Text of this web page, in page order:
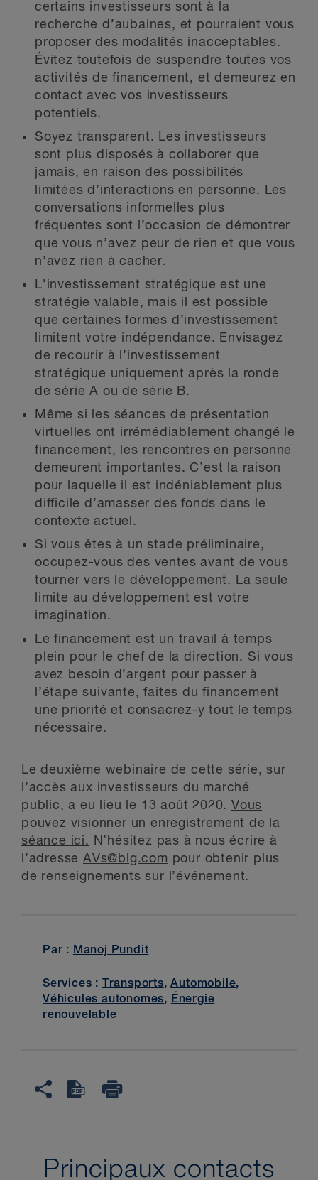
certains investisseurs sont à la
recherche d’aubaines, et pourraient vous
proposer des modalités inacceptables.
Évitez toutefois de suspendre toutes vos
activités de financement, et demeurez en
contact avec vos investisseurs
potentiels.
Soyez transparent. Les investisseurs
sont plus disposés à collaborer que
jamais, en raison des possibilités
limitées d’interactions en personne. Les
conversations informelles plus
fréquentes sont l’occasion de démontrer
que vous n’avez peur de rien et que vous
n’avez rien à cacher.
L’investissement stratégique est une
stratégie valable, mais il est possible
que certaines formes d’investissement
limitent votre indépendance. Envisagez
de recourir à l’investissement
stratégique uniquement après la ronde
de série A ou de série B.
Même si les séances de présentation
virtuelles ont irrémédiablement changé le
financement, les rencontres en personne
demeurent importantes. C’est la raison
pour laquelle il est indéniablement plus
difficile d’amasser des fonds dans le
contexte actuel.
Si vous êtes à un stade préliminaire,
occupez-vous des ventes avant de vous
tourner vers le développement. La seule
limite au développement est votre
imagination.
Le financement est un travail à temps
plein pour le chef de la direction. Si vous
avez besoin d’argent pour passer à
l’étape suivante, faites du financement
une priorité et consacrez-y tout le temps
nécessaire.
Le deuxième webinaire de cette série, sur
l’accès aux investisseurs du marché
public, a eu lieu le 13 août 2020. Vous
pouvez visionner un enregistrement de la
séance ici.
N’hésitez pas à nous écrire à
l’adresseAVs@blg.com pour obtenir plus
de renseignements sur l’événement.
Par : Manoj Pundit
Services : Transports,Automobile,
Véhicules autonomes, Énergie
renouvelable
Principaux contacts